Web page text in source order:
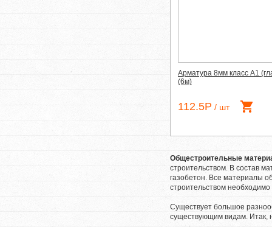
Арматура 8мм класс А1
(6м)
112.5Р / шт
Общестроительные
строительством. В состав
газобетон. Все материалы
строительством
Существует большое
существующим видам. Итак,